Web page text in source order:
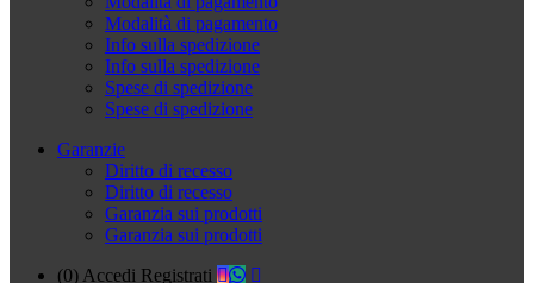
Modalità di pagamento
Info sulla spedizione
Info sulla spedizione
Spese di spedizione
Spese di spedizione
Garanzie
Diritto di recesso
Diritto di recesso
Garanzia sui prodotti
Garanzia sui prodotti
(0) Accedi Registrati